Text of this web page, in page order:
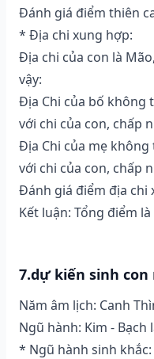
Đánh giá điểm thiên
* Địa chi xung hợp:
Địa chi của con là
vậy:
Địa Chi của bố không
với chi của con, chấp
Địa Chi của mẹ
với chi của con, chấp
Đánh giá điểm địa chi
Kết luận: Tổng điểm
7.dự kiến sinh con
Năm âm lịch: Canh
Ngũ hành: Kim - Bạch
* Ngũ hành sinh khắc: